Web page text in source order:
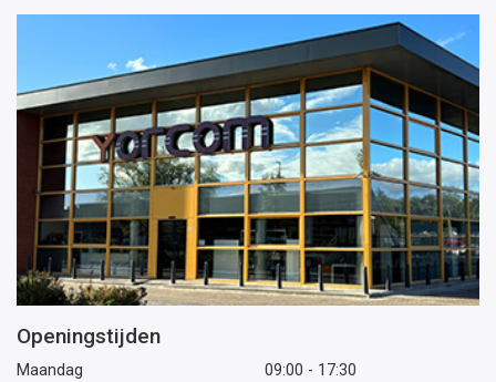
Openingstijden
Maandag
09:00 - 17:30